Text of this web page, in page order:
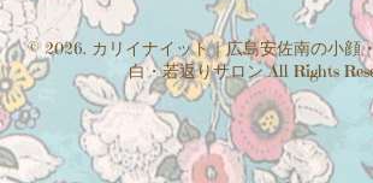
© 2026. カリイナイット｜広島安佐南の小顔
白・若返りサロン All Rights